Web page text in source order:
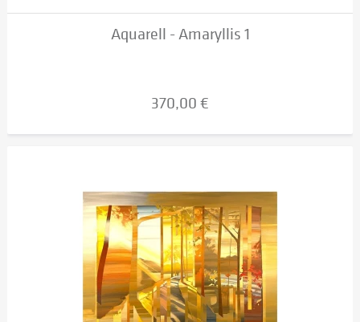
Aquarell - Amaryllis 1
370,00 €